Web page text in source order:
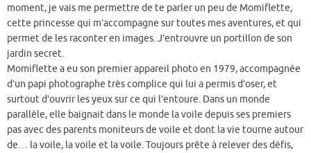
moment, je vais me permettre de te parler un peu de Momiflette,
cette princesse qui m’accompagne sur toutes mes aventures, et qui
permet de les raconter en images. J’entrouvre un portillon de son
jardin secret.
Momiflette a eu son premier appareil photo en 1979, accompagnée
d’un papi photographe très complice qui lui a permis d’oser, et
surtout d’ouvrir les yeux sur ce qui l’entoure. Dans un monde
parallèle, elle baignait dans le monde la voile depuis ses premiers
pas avec des parents moniteurs de voile et dont la vie tourne autour
de… la voile, la voile et la voile. Toujours prête à relever des défis,